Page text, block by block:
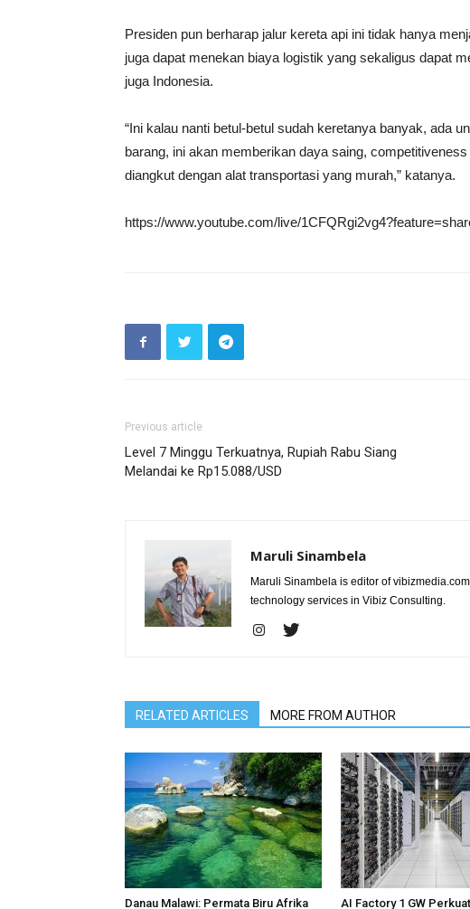
Presiden pun berharap jalur kereta api ini tidak hanya
juga dapat menekan biaya logistik yang sekaligus dapat
juga Indonesia.
“Ini kalau nanti betul-betul sudah keretanya banyak, ada
barang, ini akan memberikan daya saing,
diangkut dengan alat transportasi yang murah,” katanya.
https://www.youtube.com/live/
Previous article
Level 7 Minggu Terkuatnya, Rupiah Rabu Siang
Melandai ke Rp15.088/USD
Maruli Sinambela
Maruli Sinambela is editor of
technology services in Vibiz Consulting.
RELATED ARTICLES MORE FROM AUTHOR
Danau Malawi: Permata Biru Afrika
AI Factory 1 GW